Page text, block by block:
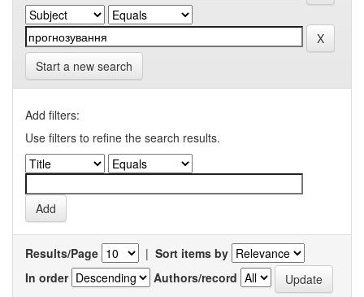
Start a new search
Add filters:
Use filters to refine the search results.
Results/Page | Sort items by
In order
Authors/record